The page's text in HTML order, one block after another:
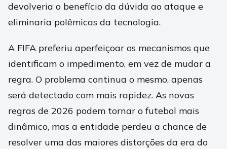
devolveria o benefício da dúvida ao ataque e
eliminaria polêmicas da tecnologia.
A FIFA preferiu aperfeiçoar os mecanismos que
identificam o impedimento, em vez de mudar a
regra. O problema continua o mesmo, apenas
será detectado com mais rapidez. As novas
regras de 2026 podem tornar o futebol mais
dinâmico, mas a entidade perdeu a chance de
resolver uma das maiores distorções da era do